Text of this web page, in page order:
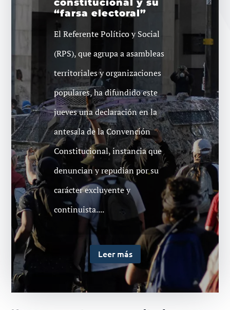
constitucional y su
“farsa electoral”
El Referente Político y Social
(RPS), que agrupa a asambleas
territoriales y organizaciones
populares, ha difundido este
jueves una declaración en la
antesala de la Convención
Constitucional, instancia que
denuncian y repudian por su
carácter excluyente y
continuista....
Leer más